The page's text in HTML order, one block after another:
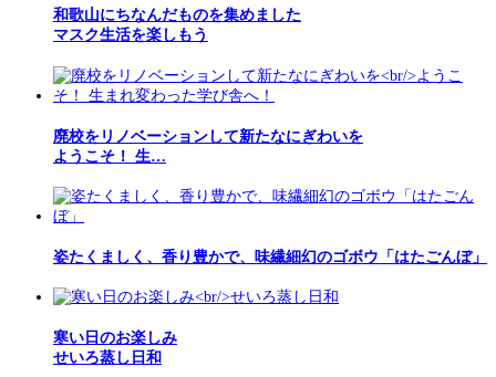
和歌山にちなんだものを集めました
マスク生活を楽しもう
廃校をリノベーションして新たなにぎわいを
ようこそ！ 生…
姿たくましく、香り豊かで、味繊細幻のゴボウ「はたごんぼ」
寒い日のお楽しみ
せいろ蒸し日和